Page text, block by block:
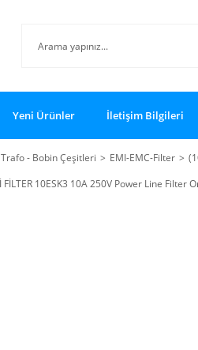
Yeni Ürünler İletişim Bilgileri
Trafo - Bobin Çeşitleri EMI-EMC-Filter